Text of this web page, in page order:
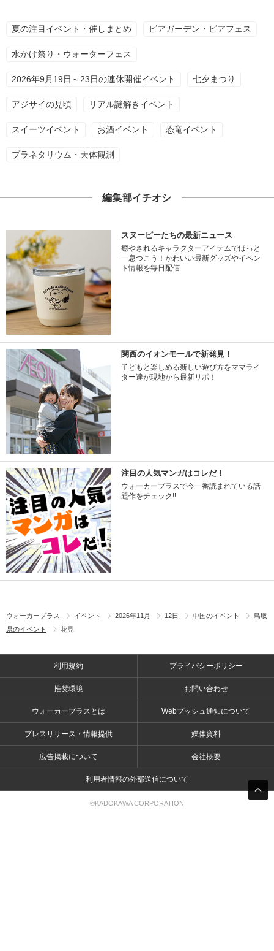
夏の注目イベント・催しまとめ ビアガーデン・ビアフェス
水かけ祭り・ウォーターフェス
2026年9月19日～23日の連休開催イベント 七夕まつり
アジサイの見頃 リアル謎解きイベント
スイーツイベント お酒イベント 恐竜イベント
プラネタリウム・天体観測
編集部イチオシ
スヌーピーたちの最新ニュース
癒やされるキャラクターアイテムでほっと
一息つこう！かわいい最新グッズやイベン
ト情報を毎日配信
関西のイオンモールで新発見！
子どもと楽しめる新しい遊び方をママライ
ター達が現地から最新リポ！
注目の人気マンガはコレだ！
ウォーカープラスで今一番読まれている話
題作をチェック!!
ウォーカープラス イベント 2026年11月 12日 中国のイベント
鳥取
県のイベント
花見
利用規約 プライバシーポリシー
推奨環境 お問い合わせ
ウォーカープラスとは Webプッシュ通知について
プレスリリース・情報提供 媒体資料
広告掲載について 会社概要
利用者情報の外部送信について
©KADOKAWA CORPORATION